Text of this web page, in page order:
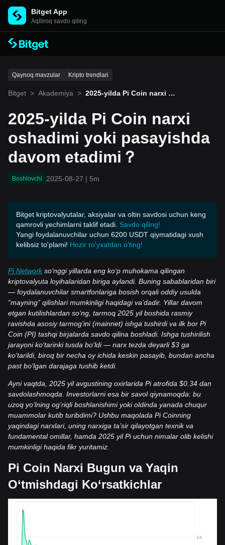
Bitget App
Aqlliroq savdo qiling
Qaynoq mavzular Kripto trendlari
Bitget > Akademiya > 2025-yilda Pi Coin narxi o
2025-yilda Pi Coin narxi
oshadimi yoki pasayishda
davom etadimi？
Boshlovchi 2025-08-27 | 5m
Bitget kriptovalyutalar, aksiyalar va oltin savdosi uchun keng
qamrovli yechimlarni taklif etadi. Savdo qiling!
Yangi foydalanuvchilar uchun 6200 USDT qiymatidagi xush
kelibsiz to'plami! Hozir ro'yxatdan o'ting!
Pi Network so‘nggi yillarda eng ko‘p muhokama qilingan
kriptovalyuta loyihalaridan biriga aylandi. Buning sabablaridan biri
— foydalanuvchilar smartfonlariga bosish orqali oddiy usulda
“mayning” qilishlari mumkinligi haqidagi va’dadir. Yillar davom
etgan kutilishlardan so‘ng, tarmoq 2025 yil boshida rasmiy
ravishda asosiy tarmog‘ini (mainnet) ishga tushirdi va ilk bor Pi
Coin (PI) tashqi birjalarda savdo qilina boshladi. Ishga tushirilish
jarayoni ko‘tarinki tusda bo‘ldi — narx tezda deyarli $3 ga
ko‘tarildi, biroq bir necha oy ichida keskin pasayib, bundan ancha
past bo‘lgan darajaga tushib ketdi.
Ayni vaqtda, 2025 yil avgustining oxirlarida Pi atrofida $0.34 dan
savdolashmoqda. Investorlarni esa bir savol qiynamoqda: bu
uzoq yo‘lning og‘riqli boshlanishimi yoki oldinda yanada chuqur
muammolar kutib turibdimi? Ushbu maqolada Pi Coinning
yaqindagi narxlari, uning narxiga ta’sir qilayotgan texnik va
fundamental omillar, hamda 2025 yil Pi uchun nimalar olib kelishi
mumkinligi haqida fikr yuritamiz.
Pi Coin Narxi Bugun va Yaqin
O‘tmishdagi Ko‘rsatkichlar